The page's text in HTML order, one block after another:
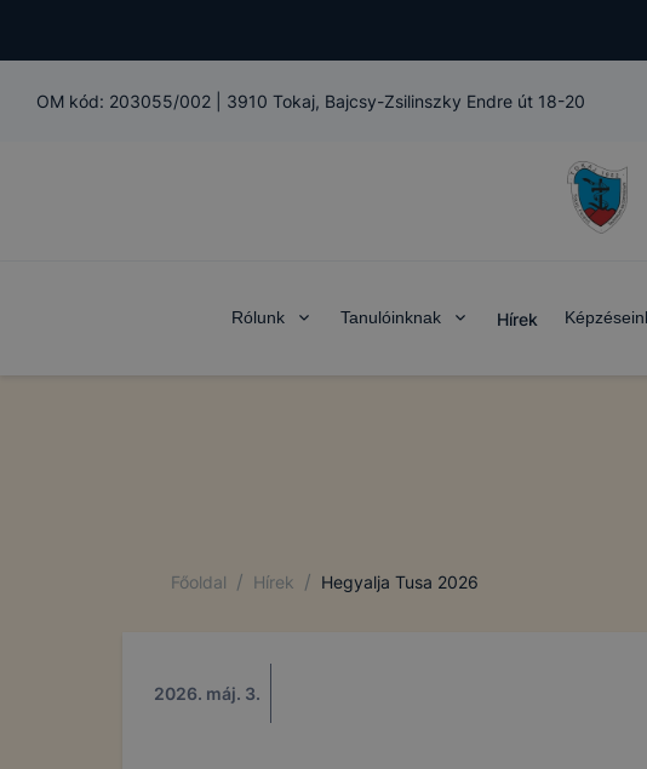
OM kód: 203055/002 3910 Tokaj, Bajcsy-Zsilinszky Endre út 18-20
Rólunk Tanulóinknak Hírek
Főoldal / Hírek / Hegyalja Tusa 2026
2026. máj. 3.